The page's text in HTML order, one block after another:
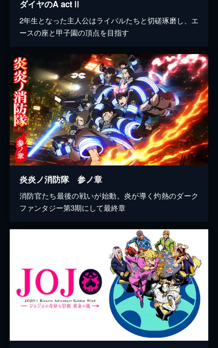
ダイヤのA actⅡ
2年生となった主人公はライバルたちと切磋琢磨し、エ
ースの座と甲子園の頂点を目指す
炎炎ノ消防隊 参ノ章
消防官たち最後の戦いが始動。炎が導く灼熱のダーク
ファンタジー第3期にして最終章